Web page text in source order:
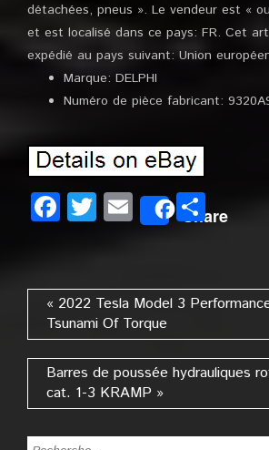
détachées, pneus ». Le vendeur est «
et est localisé dans ce pays: FR. Cet
expédié au pays suivant: Union
Marque: DELPHI
Numéro de pièce fabricant:
Facebook
Twitter
EmailShare
« 2022 Tesla Model 3
Tsunami Of Torque
Barres de poussée hydrauliques
cat. 1-3 KRAMP »